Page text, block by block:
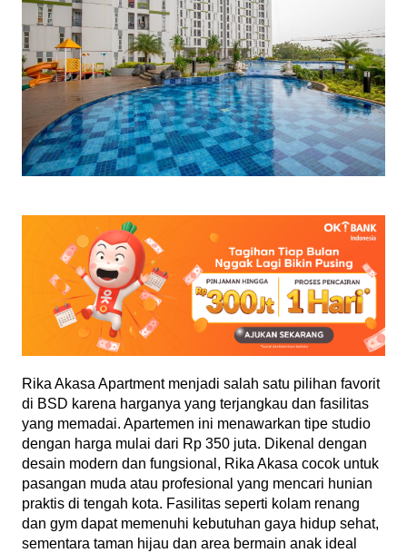
Rika Akasa Apartment menjadi salah satu pilihan favorit
di BSD karena harganya yang terjangkau dan fasilitas
yang memadai. Apartemen ini menawarkan tipe studio
dengan harga mulai dari Rp 350 juta. Dikenal dengan
desain modern dan fungsional, Rika Akasa cocok untuk
pasangan muda atau profesional yang mencari hunian
praktis di tengah kota. Fasilitas seperti kolam renang
dan gym dapat memenuhi kebutuhan gaya hidup sehat,
sementara taman hijau dan area bermain anak ideal